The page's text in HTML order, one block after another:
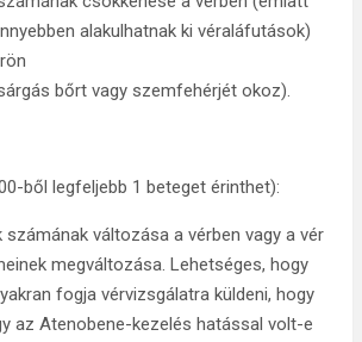
alakulhatnak ki véraláfutások)
bőrt vagy szemfehérjét okoz).
ből legfeljebb 1 beteget érinthet):
változása a vérben vagy a vér
megváltozása. Lehetséges, hogy
fogja vérvizsgálatra küldeni, hogy
az Atenobene-kezelés hatással volt-e